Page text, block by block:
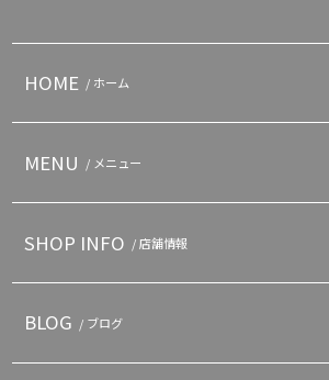
HOME / ホーム
MENU / メニュー
SHOP INFO / 店舗情報
BLOG / ブログ